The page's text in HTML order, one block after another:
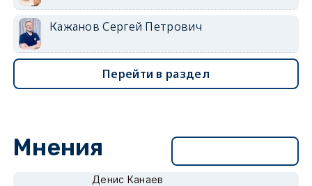
Кажанов Сергей Петрович
Перейти в раздел
Мнения
Денис Канаев